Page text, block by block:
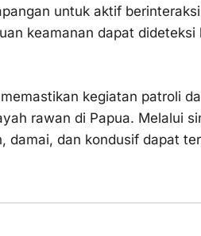
untuk aktif
keamanan dapat
kegiatan patroli
rawan di Papua. Melalui
damai, dan kondusif dapat